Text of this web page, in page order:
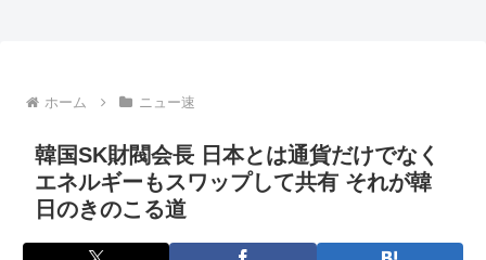
う」 姉「...
女さん(29)、若さを失ってフェミニズムに目覚めるwww
校野球の...
【高市速報】アメリカ「協調介入？ドル売りたくないからユー
ロ売るわ...
コカコーラ240円、ジョージ180円、9月1日出荷分から値上
ホーム ニュー速
韓国SK財閥会長 日本とは通貨だけでなく
エネルギーもスワップして共有 それが韓
日のきのこる道